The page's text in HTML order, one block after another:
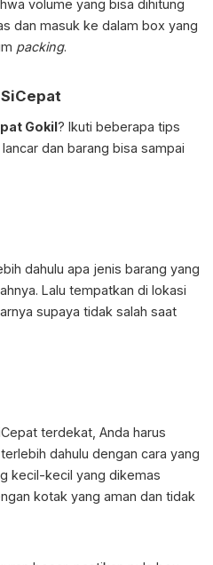
volume yang bisa dihitung
dan masuk ke dalam box yang
packing.
Gokil? Ikuti beberapa tips
dan barang bisa sampai
dahulu apa jenis barang yang
Lalu tempatkan di lokasi
supaya tidak salah saat
terdekat, Anda harus
dahulu dengan cara yang
kecil-kecil yang dikemas
kotak yang aman dan tidak